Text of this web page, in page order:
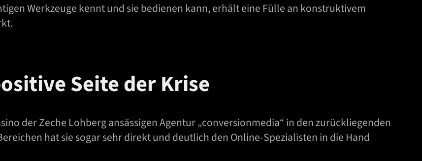
Werkzeuge kennt und sie bedienen kann, erhält eine Fülle an konstruktivem
Seite der Krise
der Zeche Lohberg ansässigen Agentur „conversionmedia“ in den zurückliegenden
hat sie sogar sehr direkt und deutlich den Online-Spezialisten in die Hand